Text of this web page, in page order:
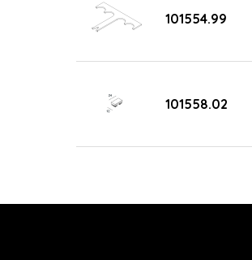
101554.99
101558.02